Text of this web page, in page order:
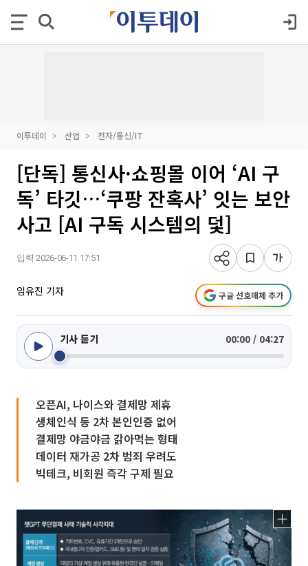
이투데이 산업 전자/통신/IT
[단독] 통신사·쇼핑몰 이어 ‘AI 구
독’ 타깃…‘쿠팡 잔혹사’ 잇는 보안
사고 [AI 구독 시스템의 덫]
입력 2026-06-11 17:51
임유진 기자 구글 선호매체 추가
기사 듣기 00:00 / 04:27
오픈AI, 나이스와 결제망 제휴
생체인식 등 2차 본인인증 없어
결제망 야금야금 갉아먹는 형태
데이터 재가공 2차 범죄 우려도
빅테크, 비회원 즉각 구제 필요